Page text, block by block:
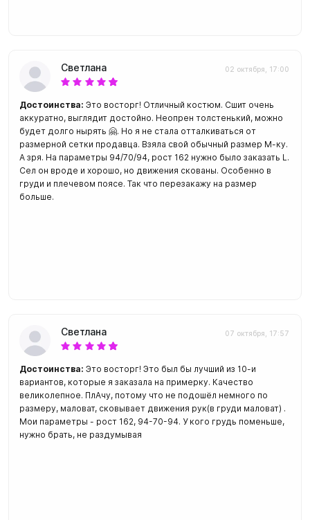
Светлана 02 октября, 17:00
Достоинства: Это восторг! Отличный костюм. Сшит очень
аккуратно, выглядит достойно. Неопрен толстенький, можно
будет долго нырять 🤗. Но я не стала отталкиваться от
размерной сетки продавца. Взяла свой обычный размер М-ку.
А зря. На параметры 94/70/94, рост 162 нужно было заказать L.
Сел он вроде и хорошо, но движения скованы. Особенно в
груди и плечевом поясе. Так что перезакажу на размер
больше.
Светлана 07 октября, 17:57
Достоинства: Это восторг! Это был бы лучший из 10-и
вариантов, которые я заказала на примерку. Качество
великолепное. ПлАчу, потому что не подошёл немного по
размеру, маловат, сковывает движения рук(в груди маловат) .
Мои параметры - рост 162, 94-70-94. У кого грудь поменьше,
нужно брать, не раздумывая